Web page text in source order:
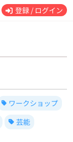
登録 / ログイン
ワークショップ
芸能